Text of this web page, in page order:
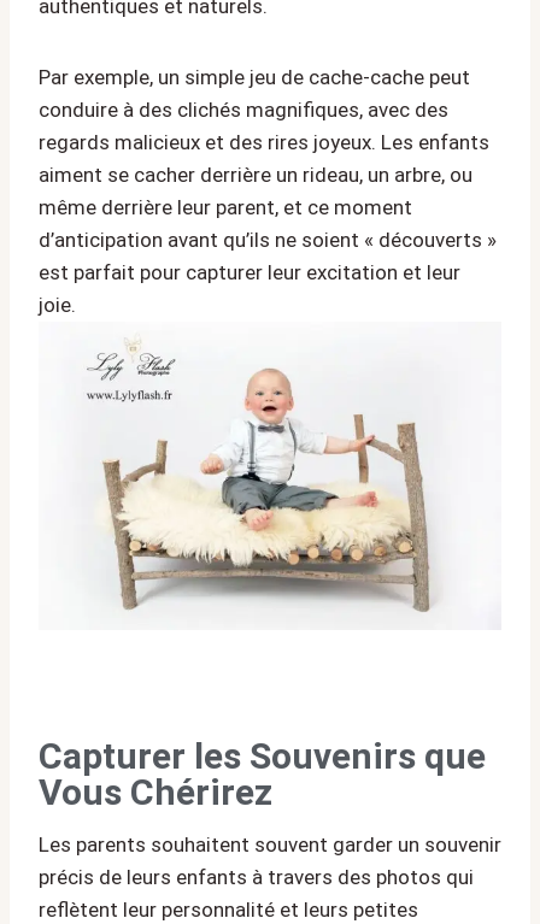
authentiques et naturels.
Par exemple, un simple jeu de cache-cache peut
conduire à des clichés magnifiques, avec des
regards malicieux et des rires joyeux. Les enfants
aiment se cacher derrière un rideau, un arbre, ou
même derrière leur parent, et ce moment
d’anticipation avant qu’ils ne soient « découverts »
est parfait pour capturer leur excitation et leur
joie.
Capturer les Souvenirs que
Vous Chérirez
Les parents souhaitent souvent garder un souvenir
précis de leurs enfants à travers des photos qui
reflètent leur personnalité et leurs petites